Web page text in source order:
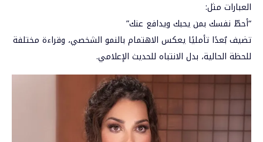
العبارات مثل:
“أحطّ نفسك بمن يحبك ويدافع عنك”
تضيف بُعدًا تأمليًا يعكس الاهتمام بالنمو الشخصي، وقراءة مختلفة
للحظة الحالية، بدل الانتباه للحديث الإعلامي.